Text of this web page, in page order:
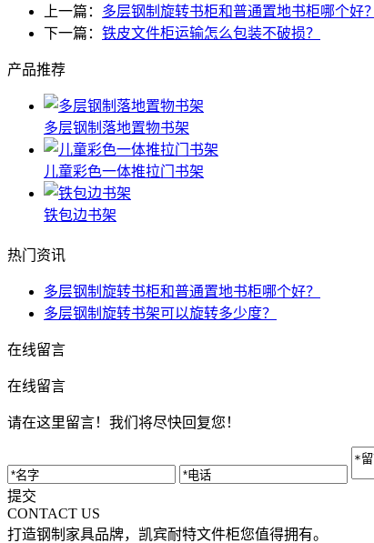
上一篇： 多层钢制旋转书柜和普通置地书柜哪个好？
下一篇： 铁皮文件柜运输怎么包装不破损？
产品推荐
多层钢制落地置物书架
儿童彩色一体推拉门书架
铁包边书架
热门资讯
多层钢制旋转书柜和普通置地书柜哪个好？
多层钢制旋转书架可以旋转多少度？
在线留言
在线留言
请在这里留言！我们将尽快回复您！
提交
CONTACT US
打造钢制家具品牌，凯宾耐特文件柜您值得拥有。